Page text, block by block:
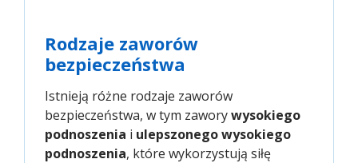
Rodzaje zaworów
bezpieczeństwa
Istnieją różne rodzaje zaworów
bezpieczeństwa, w tym zaworywysokiego
podnoszenia i ulepszonego wysokiego
podnoszenia, które wykorzystują siłę